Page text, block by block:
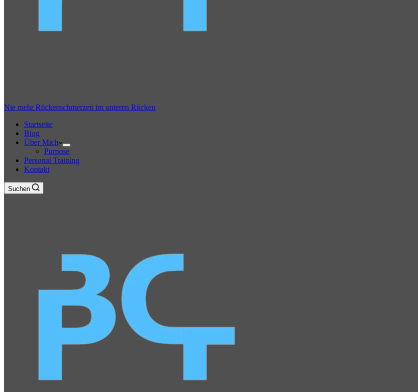
Nie mehr Rückenschmerzen im unteren Rücken
Startseite
Blog
Über Mich
Purpose
Personal Training
Kontakt
Suchen